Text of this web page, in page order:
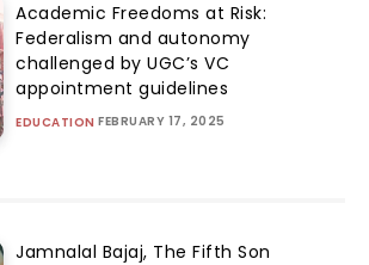
Academic Freedoms at Risk:
Federalism and autonomy
challenged by UGC’s VC
appointment guidelines
EDUCATION FEBRUARY 17, 2025
Jamnalal Bajaj, The Fifth Son